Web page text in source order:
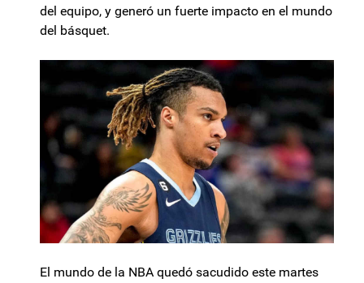
del equipo, y generó un fuerte impacto en el mundo
del básquet.
El mundo de la NBA quedó sacudido este martes